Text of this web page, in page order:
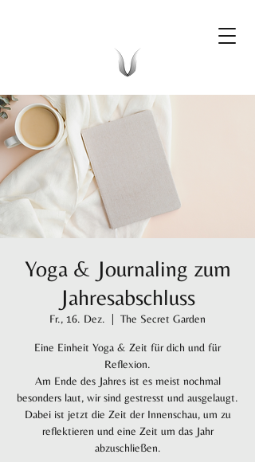
Yoga & Journaling zum
Jahresabschluss
Fr., 16. Dez. The Secret Garden
Eine Einheit Yoga & Zeit für dich und für
Reflexion.
Am Ende des Jahres ist es meist nochmal
besonders laut, wir sind gestresst und ausgelaugt.
Dabei ist jetzt die Zeit der Innenschau, um zu
reflektieren und eine Zeit um das Jahr
abzuschließen.